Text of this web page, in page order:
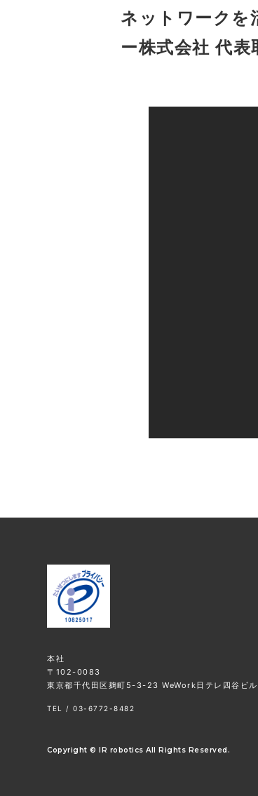
ネットワークを
ー株式会社 代
本社
〒102-0083
東京都千代田区麹町5-3-23 WeWork日テレ四谷ビル
TEL / 03-6772-8482
Copyright © IR robotics All Rights Reserved.